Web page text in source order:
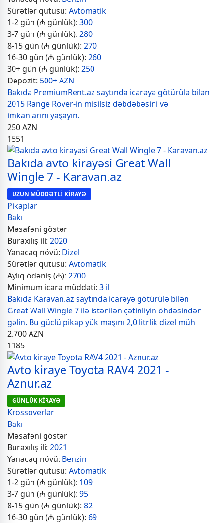
Sürətlər qutusu: Avtomatik
1-2 gün (₼ günlük): 300
3-7 gün (₼ günlük): 280
8-15 gün (₼ günlük): 270
16-30 gün (₼ günlük): 260
30+ gün (₼ günlük): 250
Depozit: 500+ AZN
Bakıda PremiumRent.az saytında icarəyə götürülə bilən
2015 Range Rover-in misilsiz dəbdəbəsini və
imkanlarını yaşayın.
250AZN
1551
Bakıda avto kirayəsi Great Wall
Wingle 7 - Karavan.az
UZUN MÜDDƏTLİ KİRAYƏ
Pikaplar
Bakı
Məsafəni göstər
Buraxılış ili: 2020
Yanacaq növü: Dizel
Sürətlər qutusu: Avtomatik
Aylıq ödəniş (₼): 2700
Minimum icarə müddəti: 3 il
Bakıda Karavan.az saytında icarəyə götürülə bilən
Great Wall Wingle 7 ilə istənilən çətinliyin öhdəsindən
gəlin. Bu güclü pikap yük maşını 2,0 litrlik dizel müh
2.700AZN
1185
Avto kiraye Toyota RAV4 2021 -
Aznur.az
GÜNLÜK KİRAYƏ
Krossoverlər
Bakı
Məsafəni göstər
Buraxılış ili: 2021
Yanacaq növü: Benzin
Sürətlər qutusu: Avtomatik
1-2 gün (₼ günlük): 109
3-7 gün (₼ günlük): 95
8-15 gün (₼ günlük): 82
16-30 gün (₼ günlük): 69